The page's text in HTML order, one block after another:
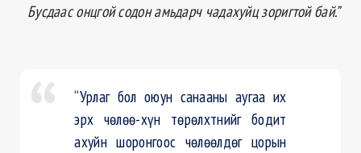
Бусдаас онцгой содон амьдарч чадахуйц зоригтой бай.”
“Урлаг бол оюун санааны аугаа их
эрх чөлөө-хүн төрөлхтнийг бодит
ахуйн шоронгоос чөлөөлдөг цорын